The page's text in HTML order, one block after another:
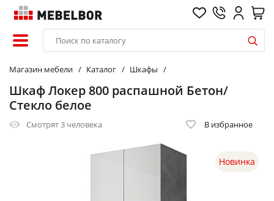
Магазин мебели Каталог Шкафы
Шкаф Локер 800 распашной Бетон/
Стекло белое
Смотрят3 человека В избранное
Новинка